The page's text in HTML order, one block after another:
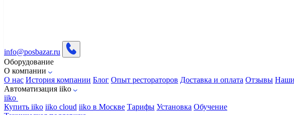
info@posbazar.ru
Оборудование
О компании
О нас История компании Блог Опыт рестораторов Доставка и оплата Отзывы
Автоматизация iiko
iiko
Купить iiko iiko cloud iiko в Москве Тарифы Установка Обучение